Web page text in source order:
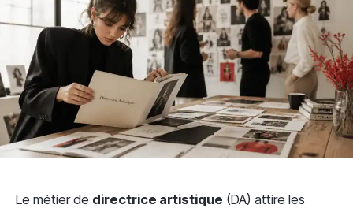
Le métier de directrice artistique (DA) attire les